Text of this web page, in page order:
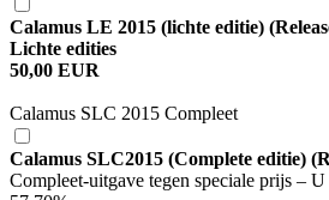
Calamus LE 2015 (lichte editie)
Lichte edities
50,00 EUR
Calamus SLC 2015 Compleet
Calamus SLC2015 (Complete editie)
Compleet-uitgave tegen speciale prijs – U